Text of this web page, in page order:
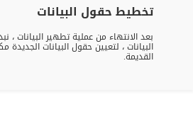
تخطيط حقول البيانات
بعد الانتهاء من عملية تطهير البيانات ،
البيانات ، لتعيين حقول البيانات الجديدة
القديمة.